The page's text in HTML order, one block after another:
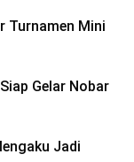
Turnamen Mini
Gelar Nobar
Jadi